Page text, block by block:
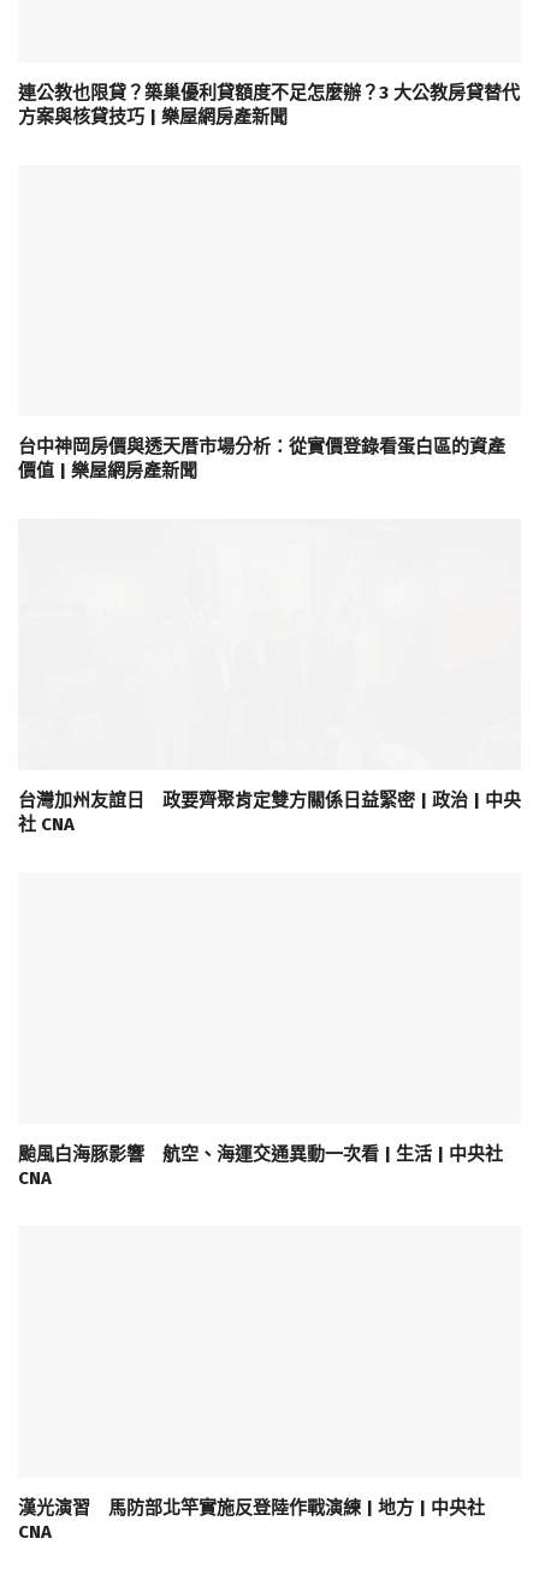
連公教也限貸？築巢優利貸額度不足怎麼辦？3 大公教房貸替代
方案與核貸技巧 | 樂屋網房產新聞
台中神岡房價與透天厝市場分析：從實價登錄看蛋白區的資產
價值 | 樂屋網房產新聞
台灣加州友誼日 政要齊聚肯定雙方關係日益緊密 | 政治 | 中央
社 CNA
颱風白海豚影響 航空、海運交通異動一次看 | 生活 | 中央社
CNA
漢光演習 馬防部北竿實施反登陸作戰演練 | 地方 | 中央社
CNA